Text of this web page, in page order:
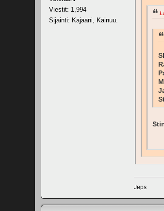
Viestit: 1,994
Sijainti: Kajaani, Kainuu.
Jeps